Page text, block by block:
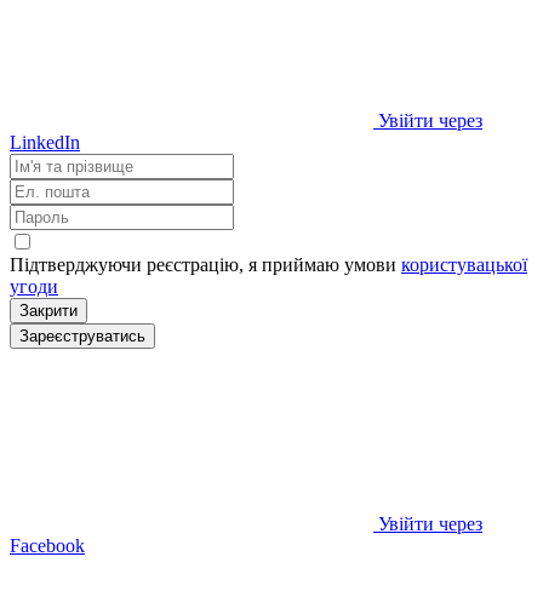
Увійти через
LinkedIn
Підтверджуючи реєстрацію, я приймаю умови користувацької
угоди
Закрити
Зареєструватись
Увійти через
Facebook